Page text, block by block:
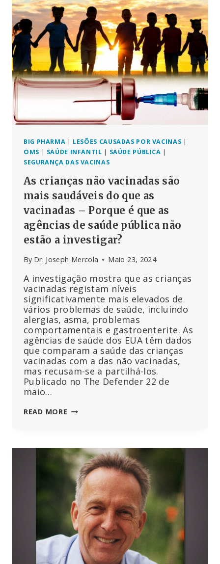
COVID-
19
MORRERAM
A
UMA
TAXA
QUASE
DUAS
VEZES
SUPERIOR
DOS
VACINADOS,
SEGUNDO
O
BIG PHARMA | LESÕES CAUSADAS POR VACINAS |
OMS | SAÚDE INFANTIL | SAÚDE PÚBLICA |
SEGURANÇA DAS VACINAS
As crianças não vacinadas são
mais saudáveis do que as
vacinadas – Porque é que as
agências de saúde pública não
estão a investigar?
By Dr. Joseph Mercola Maio 23, 2024
A investigação mostra que as crianças
vacinadas registam níveis
significativamente mais elevados de
vários problemas de saúde, incluindo
alergias, asma, problemas
comportamentais e gastroenterite. As
agências de saúde dos EUA têm dados
que comparam a saúde das crianças
vacinadas com a das não vacinadas,
mas recusam-se a partilhá-los.
Publicado no The Defender 22 de
maio…
READ MORE AS
SÃO
MAIS
SAUDÁVEIS
DO
QUE
AS
VACINADAS
–
PORQUE
É
QUE